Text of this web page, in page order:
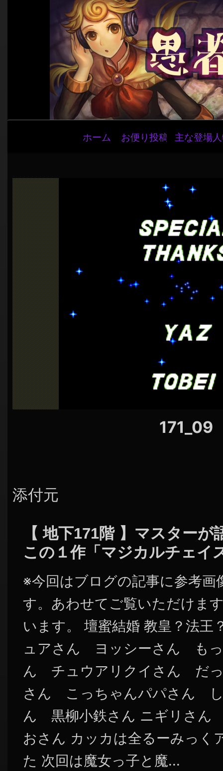
ビ
ゲ
ー
シ
ョ
ン
ホーム お便り投稿 主な登場
171_09
添付元
【 地下171階 】マスター
この１作「マジカルチェイ
※今回はブログの記事に参考画
す。あわせてご覧いただけま
います。 壇蜜結婚 教皇？法王
ュアさん ヨッシーさん もっ
ん チュウアリクイさん だっ
さん こっちゃんパパさん
ん 黒柳小鉄さん ニギリさ
おさん カッカは全るーみっく
た 次回は魔女っ子と魔...